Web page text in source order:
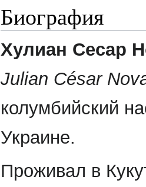
Биография
Хулиан Сесар
Julian César
колумбийский
Украине.
Проживал в